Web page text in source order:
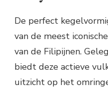
De perfect
van de meest
van de Filipijnen.
biedt deze actieve
uitzicht op het